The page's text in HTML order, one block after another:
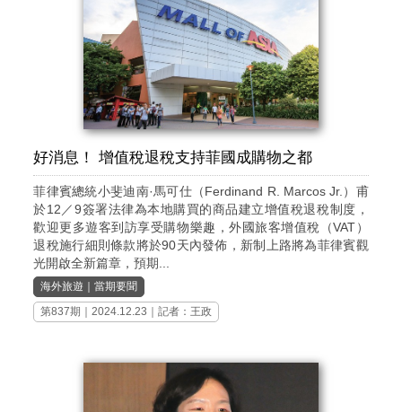
好消息！ 增值稅退稅支持菲國成購物之都
菲律賓總統小斐迪南·馬可仕（Ferdinand R. Marcos Jr.）甫
於12／9簽署法律為本地購買的商品建立增值稅退稅制度，
歡迎更多遊客到訪享受購物樂趣，外國旅客增值稅（VAT）
退稅施行細則條款將於90天內發佈，新制上路將為菲律賓觀
光開啟全新篇章，預期...
海外旅遊 ｜當期要聞
第837期
｜2024.12.23｜記者：王政